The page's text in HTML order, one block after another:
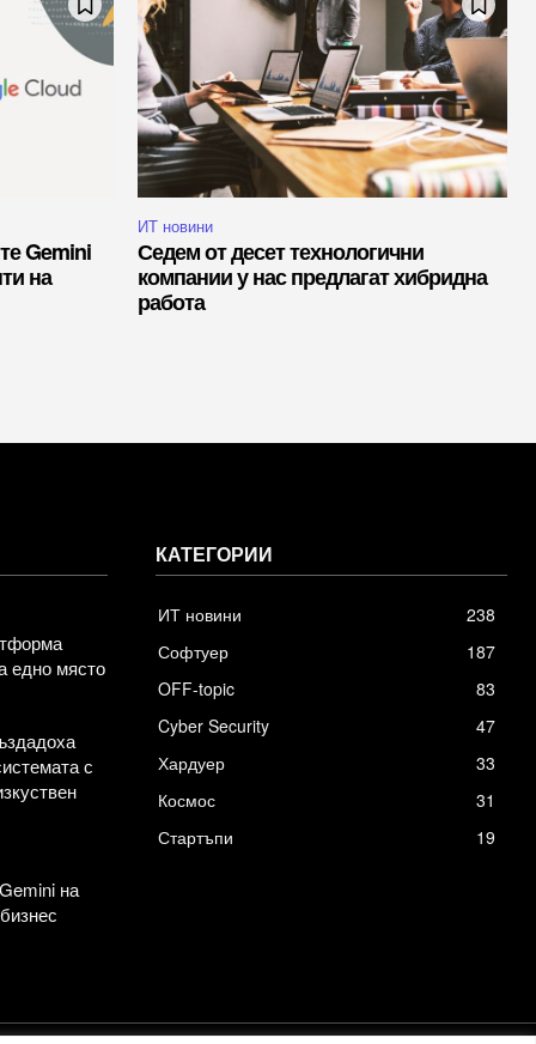
Gemini
на
ИТ новини
Седем от десет технологични
компании у нас предлагат хибридна
работа
едно място
с
на
КАТЕГОРИИ
ИТ новини
238
Софтуер
187
OFF-topic
83
Cyber Security
47
Хардуер
33
Космос
31
Стартъпи
19